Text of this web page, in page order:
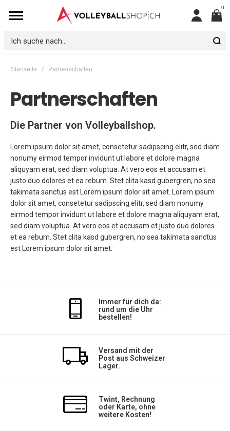
Mein
0
Ich
suche
Startseite Partnerschaften
Partnerschaften
Die Partner von Volleyballshop.
Lorem ipsum dolor sit amet, consetetur sadipscing elitr, sed diam
nonumy eirmod tempor invidunt ut labore et dolore magna
aliquyam erat, sed diam voluptua. At vero eos et accusam et
justo duo dolores et ea rebum. Stet clita kasd gubergren, no sea
takimata sanctus est Lorem ipsum dolor sit amet. Lorem ipsum
dolor sit amet, consetetur sadipscing elitr, sed diam nonumy
eirmod tempor invidunt ut labore et dolore magna aliquyam erat,
sed diam voluptua. At vero eos et accusam et justo duo dolores
et ea rebum. Stet clita kasd gubergren, no sea takimata sanctus
est Lorem ipsum dolor sit amet.
Immer für dich da:
rund um die Uhr
bestellen!
Versand mit der
Post aus Schweizer
Lager.
Twint, Rechnung
oder Karte, ohne
weitere Kosten!